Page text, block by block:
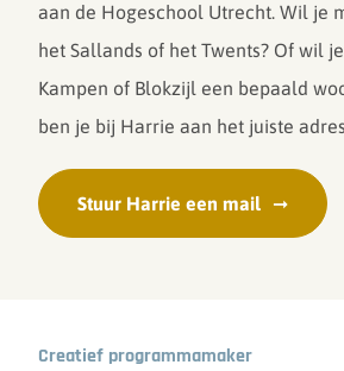
aan de Hogeschool Utrecht. Wil je
het Sallands of het Twents? Of wil
Kampen of Blokzijl een bepaald
ben je bij Harrie aan het juiste
Stuur Harrie een mail
Creatief programmamaker